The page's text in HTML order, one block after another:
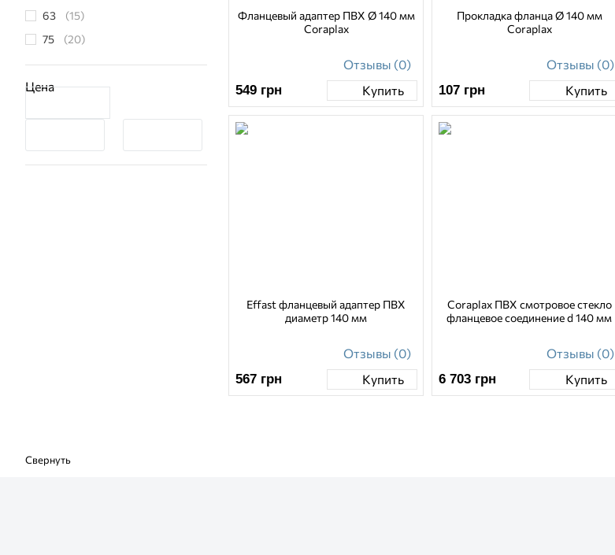
63
(15)
75
(20)
90
(19)
110
(17)
160
(11)
Цена
Фланцевый адаптер ПВХ Ø 140 мм
Coraplax
Отзывы (0)
549 грн Купить
Прокладка фланца Ø 140 мм
Coraplax
Отзывы (0)
107 грн Купить
Effast фланцевый адаптер ПВХ
диаметр 140 мм
Отзывы (0)
567 грн Купить
Coraplax ПВХ смотровое стекло
фланцевое соединение d 140 мм
Отзывы (0)
6 703 грн Купить